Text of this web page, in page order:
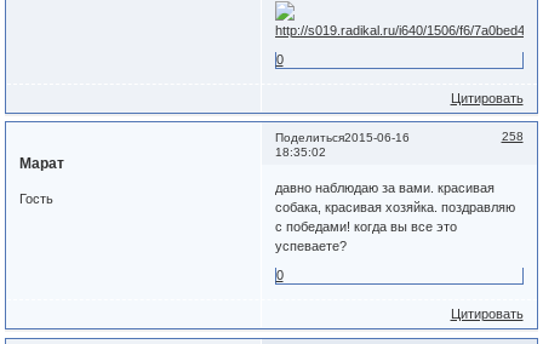
0
Цитировать
Поделиться 258
2015-06-16
18:35:02
Марат
Гость
давно наблюдаю за вами. красивая
собака, красивая хозяйка. поздравляю
с победами! когда вы все это
успеваете?
0
Цитировать